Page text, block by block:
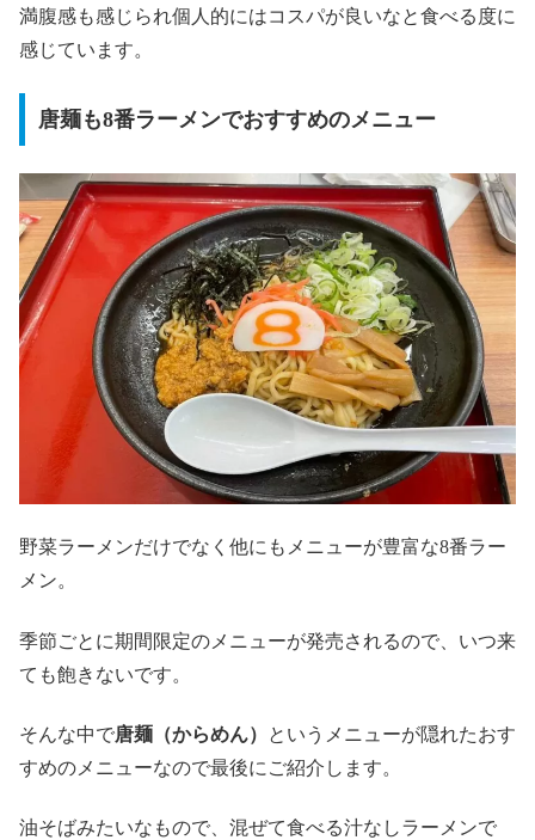
満腹感も感じられ個人的にはコスパが良いなと食べる度に
感じています。
唐麺も8番ラーメンでおすすめのメニュー
野菜ラーメンだけでなく他にもメニューが豊富な8番ラー
メン。
季節ごとに期間限定のメニューが発売されるので、いつ来
ても飽きないです。
そんな中で唐麺（からめん）
というメニューが隠れたおす
すめのメニューなので最後にご紹介します。
油そばみたいなもので、混ぜて食べる汁なしラーメンで